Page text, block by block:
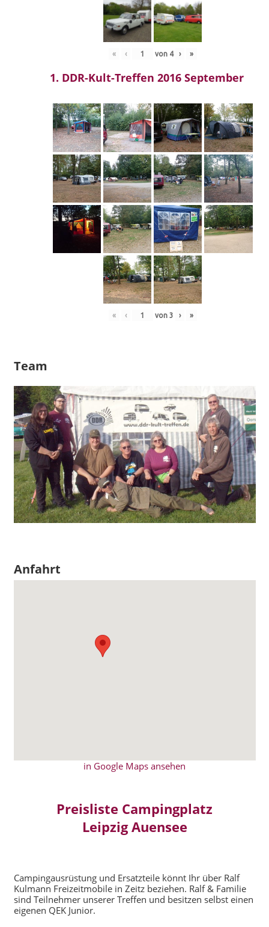
« ‹ von 4 › »
1. DDR-Kult-Treffen 2016 September
« ‹ von 3 › »
Team
Anfahrt
in Google Maps ansehen
Preisliste Campingplatz
Leipzig Auensee
Campingausrüstung und Ersatzteile könnt Ihr über Ralf
Kulmann Freizeitmobile in Zeitz beziehen. Ralf & Familie
sind Teilnehmer unserer Treffen und besitzen selbst einen
eigenen QEK Junior.